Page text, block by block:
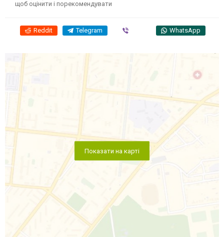
щоб оцінити і порекомендувати
Reddit Telegram WhatsApp
Показати на карті